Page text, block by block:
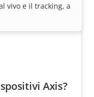
vivo e il tracking, a
Axis?